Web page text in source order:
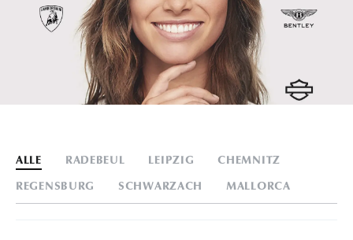
ALLE RADEBEUL LEIPZIG
CHEMNITZ
REGENSBURG
SCHWARZACH MALLORCA